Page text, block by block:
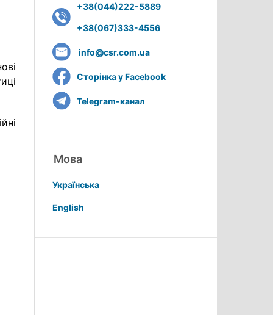
+38(044)222-5889
+38(067)333-4556
info@csr.com.ua
Сторінка у Facebook
Telegram-канал
Мова
Українська
English